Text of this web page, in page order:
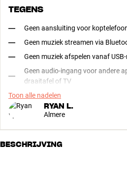
TEGENS
Geen aansluiting voor
Geen muziek streamen via
Geen muziek afspelen vanaf
Geen audio-ingang voor andere
draaitafel of TV
Toon alle nadelen
RYAN L.
Almere
BESCHRIJVING